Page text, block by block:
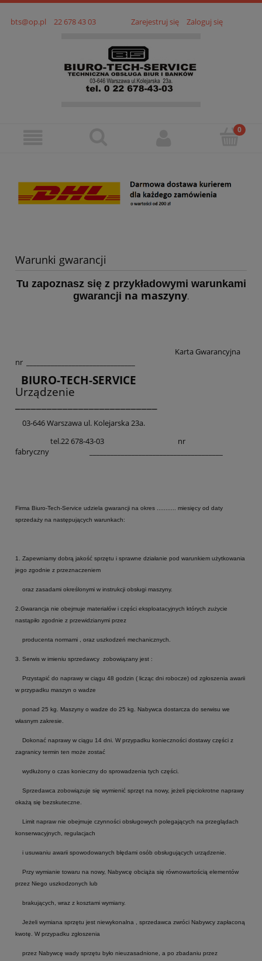
bts@op.pl 22 678 43 03 Zarejestruj się Zaloguj się
Warunki gwarancji
Tu zapoznasz się z przykładowymi warunkami
gwarancji na maszyny.
Karta Gwarancyjna
nr _______________________________
BIURO-TECH-SERVICE
Urządzenie
___________________________
03-646 Warszawa ul. Kolejarska 23a.
tel.22 678-43-03 nr
fabryczny ______________________________________
Firma Biuro-Tech-Service udziela gwarancji na okres ........... miesięcy od daty
sprzedaży na następujących warunkach:
1. Zapewniamy dobrą jakość sprzętu i sprawne działanie pod warunkiem użytkowania
jego zgodnie z przeznaczeniem
oraz zasadami określonymi w instrukcji obsługi maszyny.
2.Gwarancja nie obejmuje materiałów i części eksploatacyjnych których zużycie
nastąpiło zgodnie z przewidzianymi przez
producenta normami , oraz uszkodzeń mechanicznych.
3. Serwis w imieniu sprzedawcy zobowiązany jest :
Przystąpić do naprawy w ciągu 48 godzin ( licząc dni robocze) od zgłoszenia awarii
w przypadku maszyn o wadze
ponad 25 kg. Maszyny o wadze do 25 kg. Nabywca dostarcza do serwisu we
własnym zakresie.
Dokonać naprawy w ciągu 14 dni. W przypadku konieczności dostawy części z
zagranicy termin ten może zostać
wydłużony o czas konieczny do sprowadzenia tych części.
Sprzedawca zobowiązuje się wymienić sprzęt na nowy, jeżeli pięciokrotne naprawy
okażą się bezskuteczne.
Limit napraw nie obejmuje czynności obsługowych polegających na przeglądach
konserwacyjnych, regulacjach
i usuwaniu awarii spowodowanych błędami osób obsługujących urządzenie.
Przy wymianie towaru na nowy, Nabywcę obciąża się równowartością elementów
przez Niego uszkodzonych lub
brakujących, wraz z kosztami wymiany.
Jeżeli wymiana sprzętu jest niewykonalna , sprzedawca zwróci Nabywcy zapłaconą
kwotę. W przypadku zgłoszenia
przez Nabywcę wady sprzętu było nieuzasadnione, a po zbadaniu przez